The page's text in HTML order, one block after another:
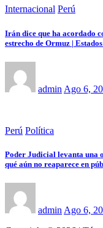
Internacional Perú
Irán dice que ha acordado
estrecho de Ormuz |
admin Ago 6,
Perú Política
Poder Judicial levanta una
qué aún no reaparece en
admin Ago 6,